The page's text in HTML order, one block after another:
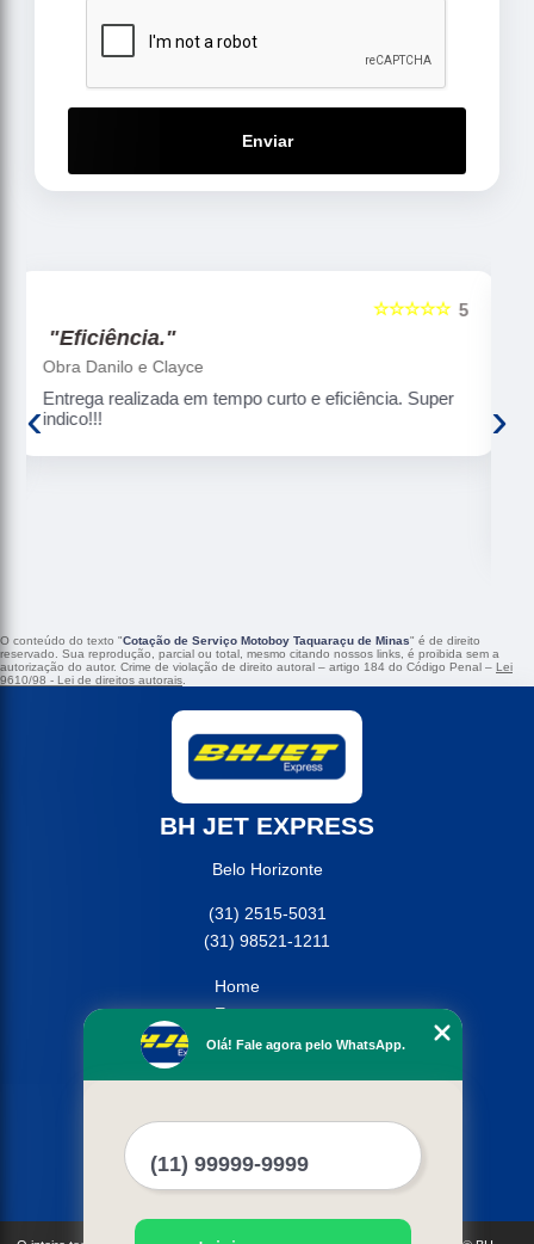
Enviar
5
☆☆☆☆☆
"Segurança e pontualidade."
Arjuna Diamantino
Uso constantemente (a cada 2 meses)os serviços
da BH JET Express . Como não moro em BH , a
entrega pra mim com muita eficiência, rapidez,
‹ ›
O conteúdo do texto "Cotação de Serviço Motoboy Taquaraçu de Minas" é de direito
reservado. Sua reprodução, parcial ou total, mesmo citando nossos links, é proibida sem a
autorização do autor. Crime de violação de direito autoral – artigo 184 do Código Penal – Lei
9610/98 - Lei de direitos autorais
BH JET EXPRESS
Belo Horizonte
(31) 2515-5031
(31) 98521-1211
Home
Empresa
Missão
Mapa do site
Olá! Fale agora pelo WhatsApp.